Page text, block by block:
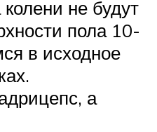
колени не будут
пола 10-
в исходное
а